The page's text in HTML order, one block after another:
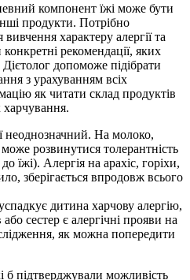
компонент їжі може бути
продукти. Потрібно
характеру алергії та
рекомендації, яких
допоможе підібрати
з урахуванням всіх
як читати склад продуктів
неоднозначний. На молоко,
розвинутися толерантність
їжі). Алергія на арахіс, горіхи,
зберігається впродовж всього
дитина харчову алергію,
сестер є алергічні прояви на
як можна попередити
б підтверджували можливість